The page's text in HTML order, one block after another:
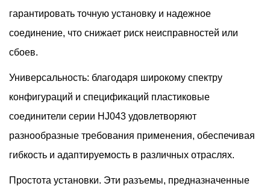
гарантировать точную установку и надежное
соединение, что снижает риск неисправностей или
сбоев.
Универсальность: благодаря широкому спектру
конфигураций и спецификаций пластиковые
соединители серии HJ043 удовлетворяют
разнообразные требования применения, обеспечивая
гибкость и адаптируемость в различных отраслях.
Простота установки. Эти разъемы, предназначенные